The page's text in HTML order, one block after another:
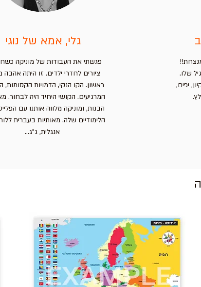
גלי, אמא של נוגי
פגשתי את העבודות של מוניקה
ציורים לחדרי ילדים. זו היתה
ראשון. הקו הנקי, הדמויות הקסומות,
המרגיעים. הקושי היחיד היה לבחור.
הבנות, ומוניקה מלווה אותנו עם
הלימודיים שלה. מאותיות בעברית
אנגלית, ג"ג...
שלו.
יפים,